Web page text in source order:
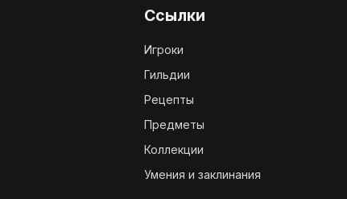
Ссылки
Игроки
Гильдии
Рецепты
Предметы
Коллекции
Умения и заклинания